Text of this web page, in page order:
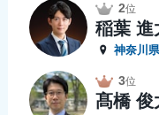
2位
稲葉 進
神奈川県
3位
髙橋 俊